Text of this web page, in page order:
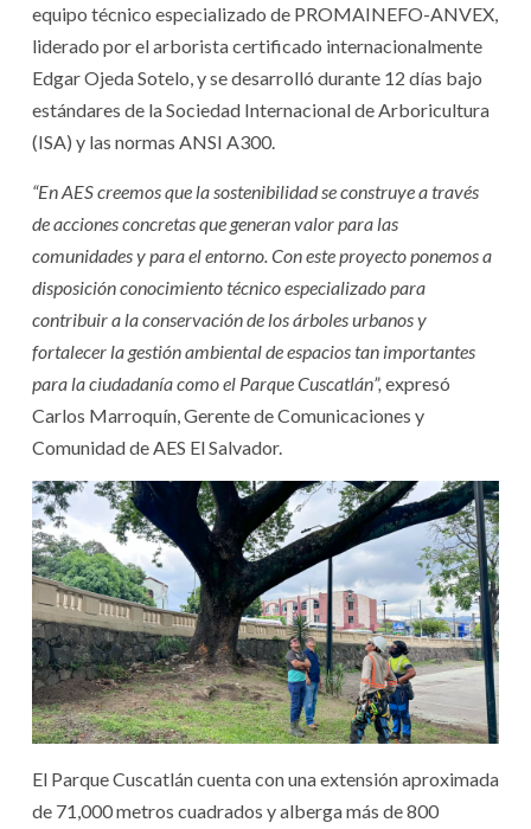
equipo técnico especializado de PROMAINEFO-ANVEX,
liderado por el arborista certificado internacionalmente
Edgar Ojeda Sotelo, y se desarrolló durante 12 días bajo
estándares de la Sociedad Internacional de Arboricultura
(ISA) y las normas ANSI A300.
“En AES creemos que la sostenibilidad se construye a través
de acciones concretas que generan valor para las
comunidades y para el entorno. Con este proyecto ponemos a
disposición conocimiento técnico especializado para
contribuir a la conservación de los árboles urbanos y
fortalecer la gestión ambiental de espacios tan importantes
para la ciudadanía como el Parque Cuscatlán”, expresó
Carlos Marroquín, Gerente de Comunicaciones y
Comunidad de AES El Salvador.
El Parque Cuscatlán cuenta con una extensión aproximada
de 71,000 metros cuadrados y alberga más de 800